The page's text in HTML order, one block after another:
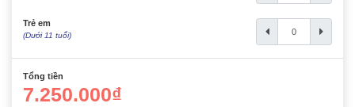
Trẻ em
(Dưới 11 tuổi)
Tổng tiền
7.250.000₫